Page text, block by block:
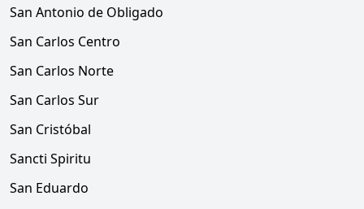
San Antonio de Obligado
San Carlos Centro
San Carlos Norte
San Carlos Sur
San Cristóbal
Sancti Spiritu
San Eduardo